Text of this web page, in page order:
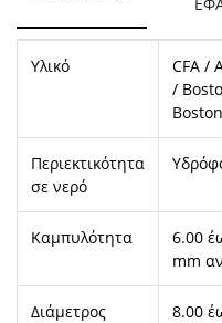
Υλικό
CFA /
/
Περιεκτικότητα
σε νερό
Καμπυλότητα
6.00
mm
Διάμετρος
8.00